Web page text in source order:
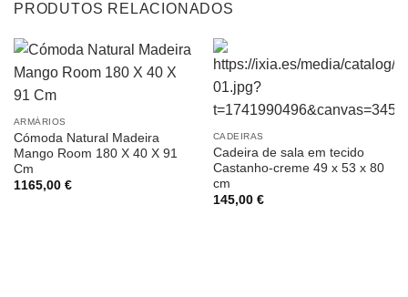
PRODUTOS RELACIONADOS
ARMÁRIOS
Cómoda Natural Madeira
Mango Room 180 X 40 X 91
Cm
1165,00 €
CADEIRAS
Cadeira de sala em tecido
Castanho-creme 49 x 53 x 80
cm
145,00 €